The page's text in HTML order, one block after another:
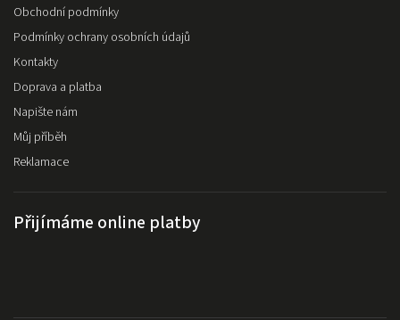
Obchodní podmínky
Podmínky ochrany osobních údajů
Kontakty
Doprava a platba
Napište nám
Můj příběh
Reklamace
Přijímáme online platby